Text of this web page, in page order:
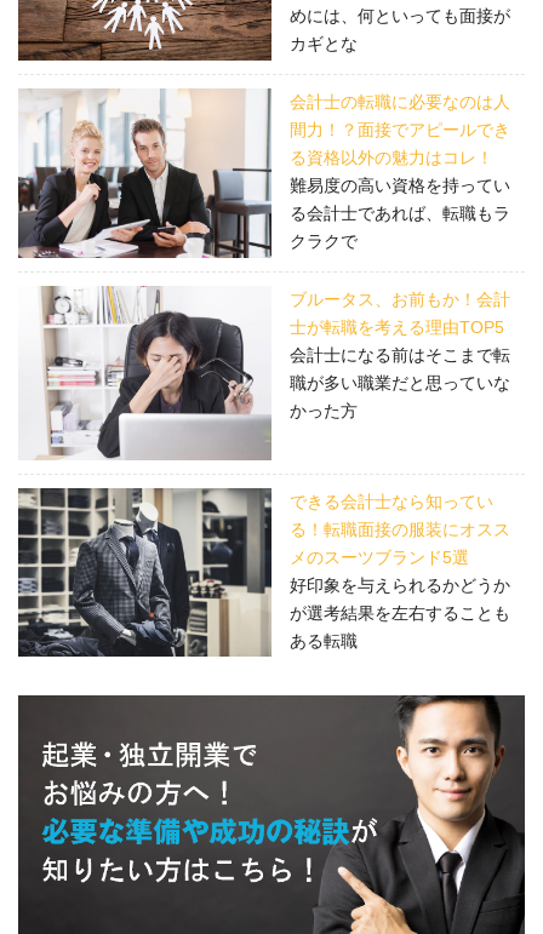
めには、何といっても面接が
カギとな
会計士の転職に必要なのは人
間力！？面接でアピールでき
る資格以外の魅力はコレ！
難易度の高い資格を持ってい
る会計士であれば、転職もラ
クラクで
ブルータス、お前もか！会計
士が転職を考える理由TOP5
会計士になる前はそこまで転
職が多い職業だと思っていな
かった方
できる会計士なら知ってい
る！転職面接の服装にオスス
メのスーツブランド5選
好印象を与えられるかどうか
が選考結果を左右することも
ある転職